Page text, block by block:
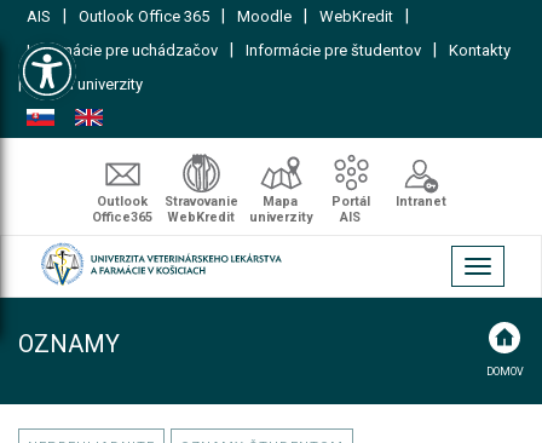
Open toolbar
AIS Outlook Office 365 Moodle WebKredit
Informácie pre uchádzačov Informácie pre študentov Kontakty
| Mapa univerzity
Outlook
Office365
Stravovanie
WebKredit
Mapa
univerzity
Portál
AIS
Intranet
Toggle
OZNAMY
DOMOV